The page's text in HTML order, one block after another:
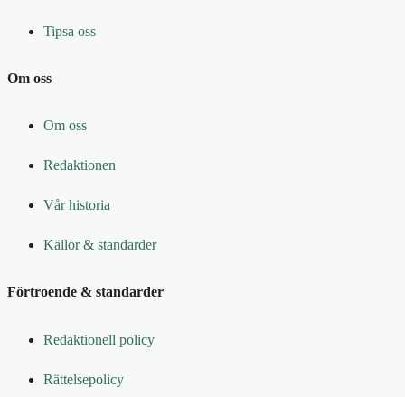
Tipsa oss
Om oss
Om oss
Redaktionen
Vår historia
Källor & standarder
Förtroende & standarder
Redaktionell policy
Rättelsepolicy